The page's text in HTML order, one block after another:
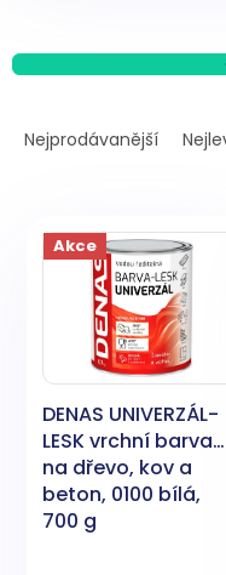
aNejprodávanější
Akce
DENAS UNIVERZÁL-
LESK vrchní barva
na dřevo, kov a
beton, 0100 bílá,
700 g